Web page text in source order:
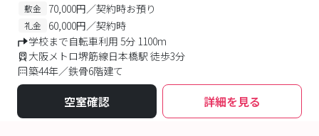
敷金 70,000円／契約時お預り
礼金
60,000円／契約時
学校まで自転車利用 5分 1100m
大阪メトロ堺筋線日本橋駅 徒歩3分
築44年／鉄骨6階建て
空室確認 詳細を見る